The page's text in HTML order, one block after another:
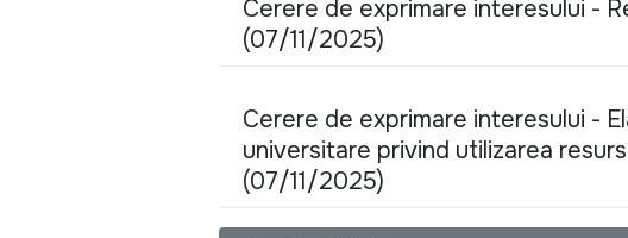
Cerere de exprimare interesului -
(07/11/2025)
Cerere de exprimare interesului -
universitare privind utilizarea
(07/11/2025)